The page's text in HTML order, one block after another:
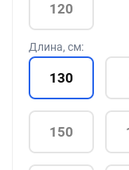
120
Длина, см:
130
150